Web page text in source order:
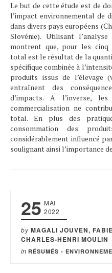
Le but de cette étude est de
l’impact environnemental de
dans divers pays européens
Slovénie). Utilisant
montrent que, pour les cinq
total est le résultat de la
spécifique combinée à
produits issus de l’élevage
entraînent des
d’impacts. A l’inverse,
commercialisation ne
total. En plus des
consommation des
considérablement influencé
soulignant ainsi l’importance
25 MAI
2022
by MAGALI JOUVEN,
CHARLES-HENRI MOULIN
in RÉSUMÉS -